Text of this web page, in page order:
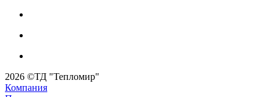
2026 ©ТД "Тепломир"
Компания